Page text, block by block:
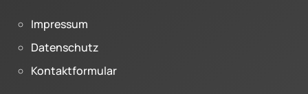
Impressum
Datenschutz
Kontaktformular